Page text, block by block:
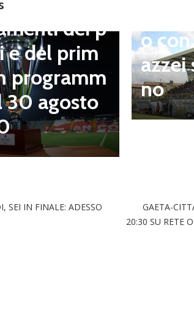
dei p
e del prim
programm
30 agosto
o
azzei
no
SEI IN FINALE: ADESSO
GAETA-
20:30 SU RETE